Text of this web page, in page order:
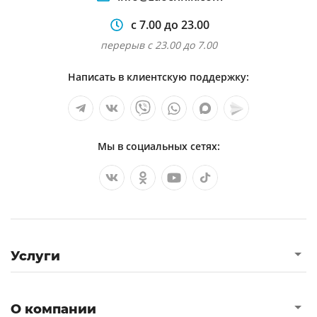
с 7.00 до 23.00
перерыв с 23.00 до 7.00
Написать в клиентскую поддержку:
Мы в социальных сетях:
Услуги
О компании